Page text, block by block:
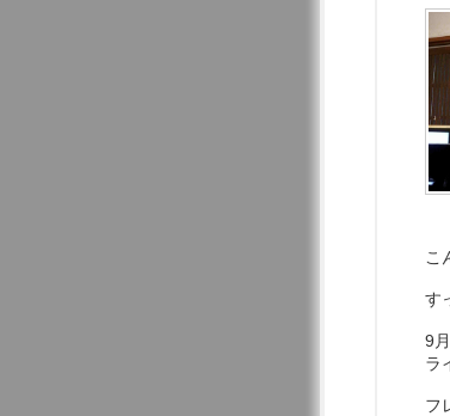
こ
す
9
ラ
フ